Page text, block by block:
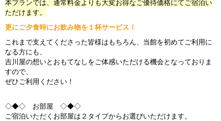
ただけます。
更にご夕食時にお飲み物を１杯サービス！
これまで支えてくださった皆様はもちろん、当館を初めてご利用に
なる方にも、
吉川屋の想いとおもてなしをご体感いただける機会となっておりま
すので、
ぜひご利用ください！
◇◆◇ お部屋 ◇◆◇
ご宿泊いただくお部屋は２タイプからお選びいただけます。